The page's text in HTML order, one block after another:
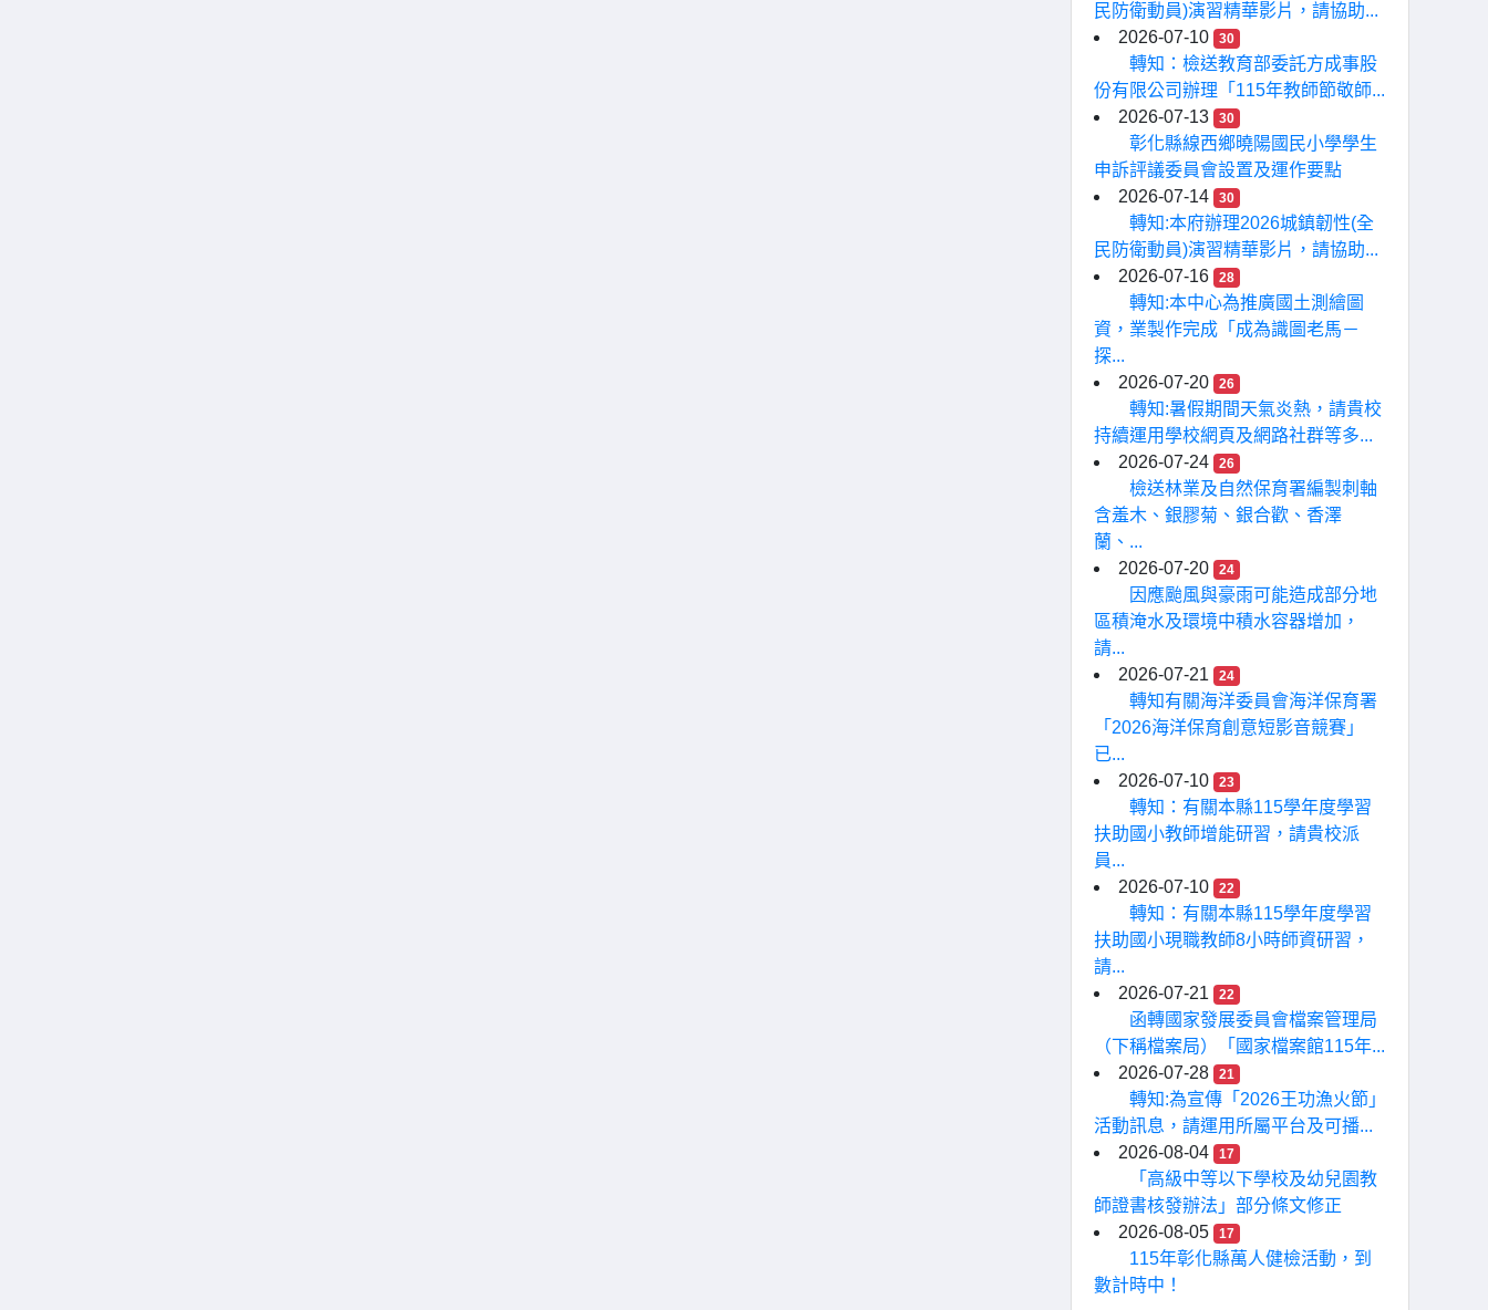
民防衛動員)演習精華影片，請協助...
2026-07-10
30
轉知：檢送教育部委託方成事股
份有限公司辦理「115年教師節敬師...
2026-07-13
30
彰化縣線西鄉曉陽國民小學學生
申訴評議委員會設置及運作要點
2026-07-14
30
轉知:本府辦理2026城鎮韌性(全
民防衛動員)演習精華影片，請協助...
2026-07-16
28
轉知:本中心為推廣國土測繪圖
資，業製作完成「成為識圖老馬－
探...
2026-07-20
26
轉知:暑假期間天氣炎熱，請貴校
持續運用學校網頁及網路社群等多...
2026-07-24
26
檢送林業及自然保育署編製刺軸
含羞木、銀膠菊、銀合歡、香澤
蘭、...
2026-07-20
24
因應颱風與豪雨可能造成部分地
區積淹水及環境中積水容器增加，
請...
2026-07-21
24
轉知有關海洋委員會海洋保育署
「2026海洋保育創意短影音競賽」
已...
2026-07-10
23
轉知：有關本縣115學年度學習
扶助國小教師增能研習，請貴校派
員...
2026-07-10
22
轉知：有關本縣115學年度學習
扶助國小現職教師8小時師資研習，
請...
2026-07-21
22
函轉國家發展委員會檔案管理局
（下稱檔案局）「國家檔案館115年...
2026-07-28
21
轉知:為宣傳「2026王功漁火節」
活動訊息，請運用所屬平台及可播...
2026-08-04
17
「高級中等以下學校及幼兒園教
師證書核發辦法」部分條文修正
2026-08-05
17
115年彰化縣萬人健檢活動，到
數計時中！